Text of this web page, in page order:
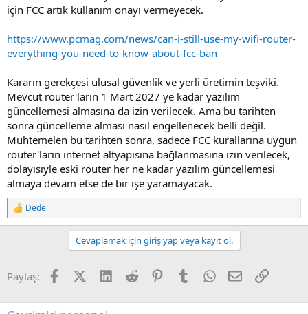
a
t
n
i
h
için FCC artık kullanım onayı vermeyecek.
https://www.pcmag.com/news/can-i-still-use-my-wifi-router-
everything-you-need-to-know-about-fcc-ban
Kararın gerekçesi ulusal güvenlik ve yerli üretimin teşviki.
Mevcut router'ların 1 Mart 2027 ye kadar yazılım
güncellemesi almasına da izin verilecek. Ama bu tarihten
sonra güncelleme alması nasıl engellenecek belli değil.
Muhtemelen bu tarihten sonra, sadece FCC kurallarına uygun
router'ların internet altyapısına bağlanmasına izin verilecek,
dolayısıyle eski router her ne kadar yazılım güncellemesi
almaya devam etse de bir işe yaramayacak.
R
e
o
:
Dede
Cevaplamak için giriş yap veya kayıt ol.
Paylaş: FacebookX (Twitter)
LinkedIn
Reddit PinterestTumblrWhatsApp
E-postaLink